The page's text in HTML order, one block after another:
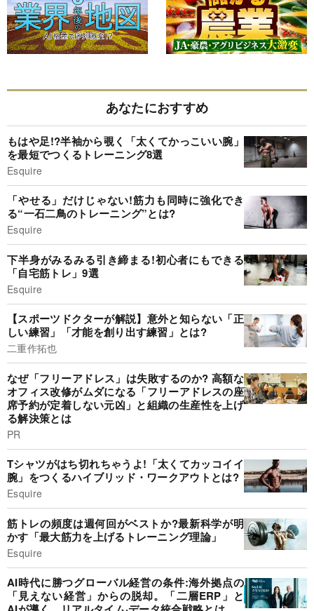
あなたにおすすめ
もはや足!?半袖から覗く「太くてかっこいい腕」
を最短でつくるトレーニング8選
Esquire
「やせる」だけじゃない!筋力も同時に強化でき
る“一石二鳥のトレーニング”とは?
Esquire
下半身がみるみる引き締まる!初心者にもできる
「自宅筋トレ」9選
Esquire
【スポーツドクターが解説】意外と知らない「正
しい練習」「才能を創り出す練習」とは?
二重作拓也
なぜ「フリーアドレス」は失敗するのか? 高額な
オフィス改修がムダになる「フリーアドレスの座
席予約が定着しない元凶」と組織の生産性を上げ
る解決策とは
PR
Tシャツがはち切れちゃうよ!「太くてカッコイイ
腕」をつくるハイブリッド・ワークアウトとは?
Esquire
筋トレの頻度は週何回がベストか?最新科学が明
かす「最大筋力を上げるトレーニング理論」
Esquire
AI時代に勝つグローバル経営の条件:海外拠点の
「見えない経営」からの脱却。「二層ERP」と